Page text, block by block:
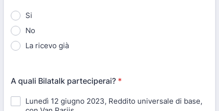
Si
No
La ricevo già
A quali Bilatalk parteciperai? *
Lunedì 12 giugno 2023, Reddito universale di base,